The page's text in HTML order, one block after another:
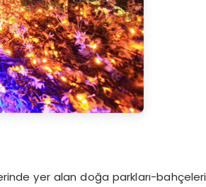
yer alan doğa parkları-bahçeleri